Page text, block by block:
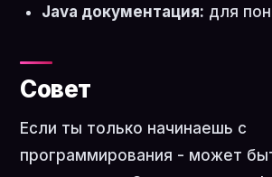
Java документация: для
Совет
Если ты только начинаешь с
программирования - может